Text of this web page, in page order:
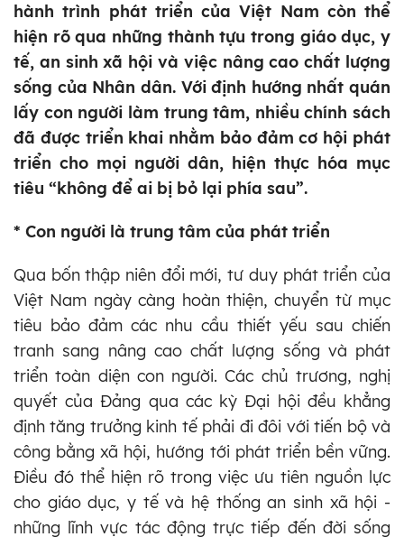
hành trình phát triển của Việt Nam còn thể
hiện rõ qua những thành tựu trong giáo dục, y
tế, an sinh xã hội và việc nâng cao chất lượng
sống của Nhân dân. Với định hướng nhất quán
lấy con người làm trung tâm, nhiều chính sách
đã được triển khai nhằm bảo đảm cơ hội phát
triển cho mọi người dân, hiện thực hóa mục
tiêu “không để ai bị bỏ lại phía sau”.
* Con người là trung tâm của phát triển
Qua bốn thập niên đổi mới, tư duy phát triển của
Việt Nam ngày càng hoàn thiện, chuyển từ mục
tiêu bảo đảm các nhu cầu thiết yếu sau chiến
tranh sang nâng cao chất lượng sống và phát
triển toàn diện con người. Các chủ trương, nghị
quyết của Đảng qua các kỳ Đại hội đều khẳng
định tăng trưởng kinh tế phải đi đôi với tiến bộ và
công bằng xã hội, hướng tới phát triển bền vững.
Điều đó thể hiện rõ trong việc ưu tiên nguồn lực
cho giáo dục, y tế và hệ thống an sinh xã hội -
những lĩnh vực tác động trực tiếp đến đời sống